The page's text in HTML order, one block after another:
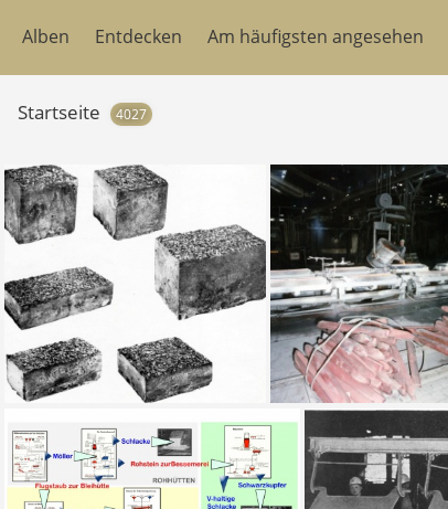
Alben Entdecken Am häufigsten angesehen
Startseite 4027
PFLASTERSTEINE AUS KUPFERSCHLACKE